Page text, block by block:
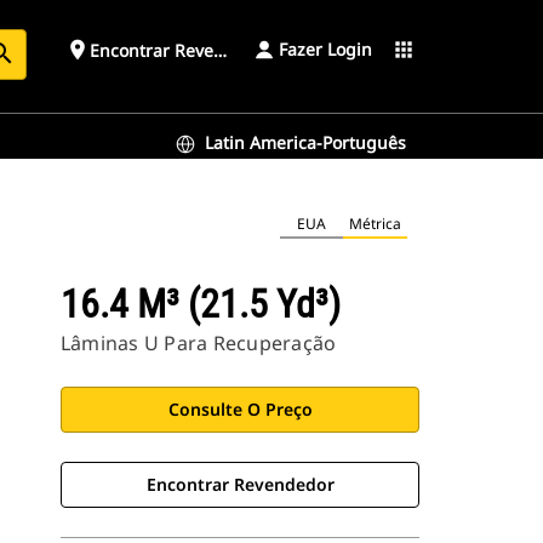
place Encontrar Revendedor Fazer Login apps
Latin America-Português
EUA Métrica
16.4 M³ (21.5 Yd³)
Lâminas U Para Recuperação
Consulte O Preço
Encontrar Revendedor